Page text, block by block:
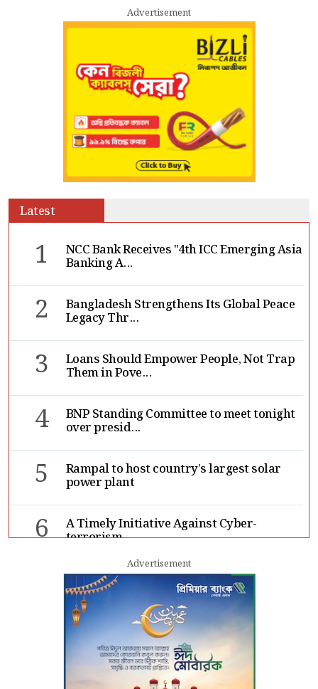
Advertisement
Latest
1 NCC Bank Receives "4th ICC Emerging Asia
Banking A...
2 Bangladesh Strengthens Its Global Peace
Legacy Thr...
3 Loans Should Empower People, Not Trap
Them in Pove...
4 BNP Standing Committee to meet tonight
over presid...
5 Rampal to host country’s largest solar
power plant
6 A Timely Initiative Against Cyber-
terrorism
Rape cases jump 33pc, suicides 65pc in
July: MSF
Advertisement